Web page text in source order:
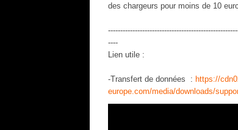
des chargeurs pour moins de 10
----
Lien utile :
-Transfert de données : https://
europe.com/media/downloads/